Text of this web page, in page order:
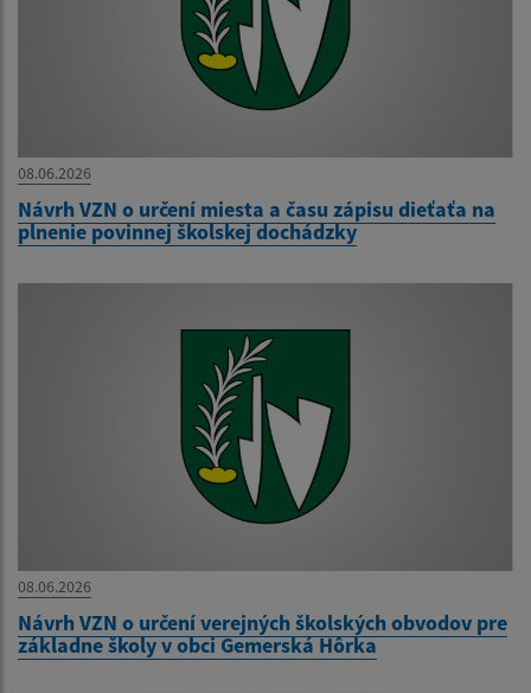
08.06.2026
Návrh VZN o určení miesta a času zápisu dieťaťa na
plnenie povinnej školskej dochádzky
08.06.2026
Návrh VZN o určení verejných školských obvodov pre
základne školy v obci Gemerská Hôrka